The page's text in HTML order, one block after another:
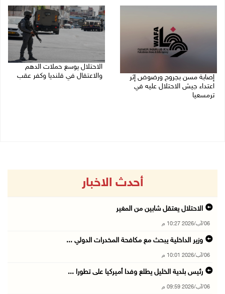
إصابة مسن بجروح ورضوض إثر
اعتداء جيش الاحتلال عليه في
ترمسعيا
الاحتلال يوسع حملات الدهم
والاعتقال في قلنديا وكفر عقب
أحدث الاخبار
الاحتلال يعتقل شابين من المغير
06/آب/2026 10:27 م
وزير الداخلية يبحث مع مكافحة المخدرات الدولي ...
06/آب/2026 10:01 م
رئيس بلدية الخليل يطلع وفدا أميركيا على تطورا ...
06/آب/2026 09:59 م